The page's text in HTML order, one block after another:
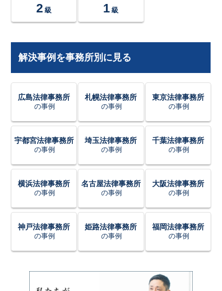
2 級 1 級
解決事例を事務所別に見る
広島法律事務所
の事例
札幌法律事務所
の事例
東京法律事務所
の事例
宇都宮法律事務所
の事例
埼玉法律事務所
の事例
千葉法律事務所
の事例
横浜法律事務所
の事例
名古屋法律事務所
の事例
大阪法律事務所
の事例
神戸法律事務所
の事例
姫路法律事務所
の事例
福岡法律事務所
の事例